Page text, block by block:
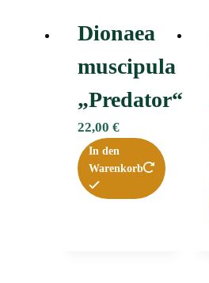
Dionaea
muscipula
„Predator“
22,00 €
In den
Warenkorb